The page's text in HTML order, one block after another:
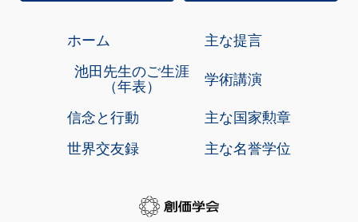
ホーム
池田先生のご生涯
（年表）
信念と行動
世界交友録
主な提言
学術講演
主な国家勲章
主な名誉学位